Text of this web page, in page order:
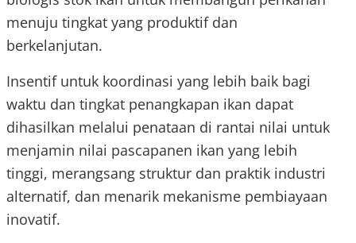
menuju tingkat yang produktif dan
berkelanjutan.
Insentif untuk koordinasi yang lebih baik bagi
waktu dan tingkat penangkapan ikan dapat
dihasilkan melalui penataan di rantai nilai untuk
menjamin nilai pascapanen ikan yang lebih
tinggi, merangsang struktur dan praktik industri
alternatif, dan menarik mekanisme pembiayaan
inovatif.